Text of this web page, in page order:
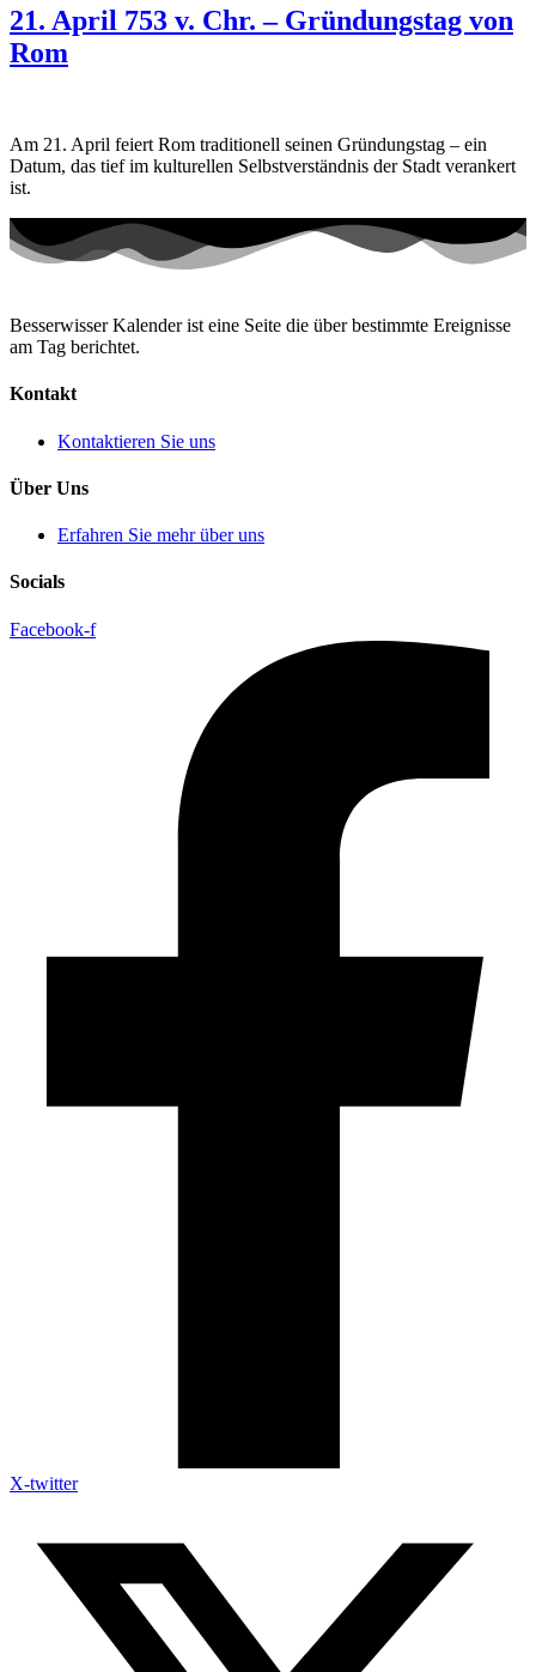
21. April 753 v. Chr. – Gründungstag von
Rom
Am 21. April feiert Rom traditionell seinen Gründungstag – ein
Datum, das tief im kulturellen Selbstverständnis der Stadt verankert
ist.
Besserwisser Kalender ist eine Seite die über bestimmte Ereignisse
am Tag berichtet.
Kontakt
Kontaktieren Sie uns
Über Uns
Erfahren Sie mehr über uns
Socials
Facebook-f
X-twitter